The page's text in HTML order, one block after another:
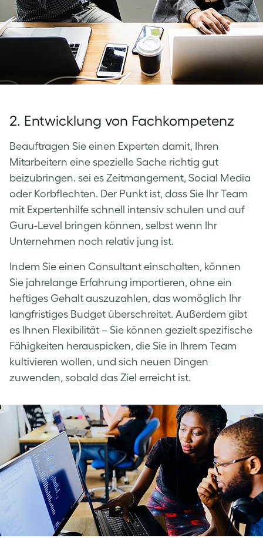
2. Entwicklung von Fachkompetenz
Beauftragen Sie einen Experten damit, Ihren
Mitarbeitern eine spezielle Sache richtig gut
beizubringen. sei es Zeitmangement, Social Media
oder Korbflechten. Der Punkt ist, dass Sie Ihr Team
mit Expertenhilfe schnell intensiv schulen und auf
Guru-Level bringen können, selbst wenn Ihr
Unternehmen noch relativ jung ist.
Indem Sie einen Consultant einschalten, können
Sie jahrelange Erfahrung importieren, ohne ein
heftiges Gehalt auszuzahlen, das womöglich Ihr
langfristiges Budget überschreitet. Außerdem gibt
es Ihnen Flexibilität – Sie können gezielt spezifische
Fähigkeiten herauspicken, die Sie in Ihrem Team
kultivieren wollen, und sich neuen Dingen
zuwenden, sobald das Ziel erreicht ist.